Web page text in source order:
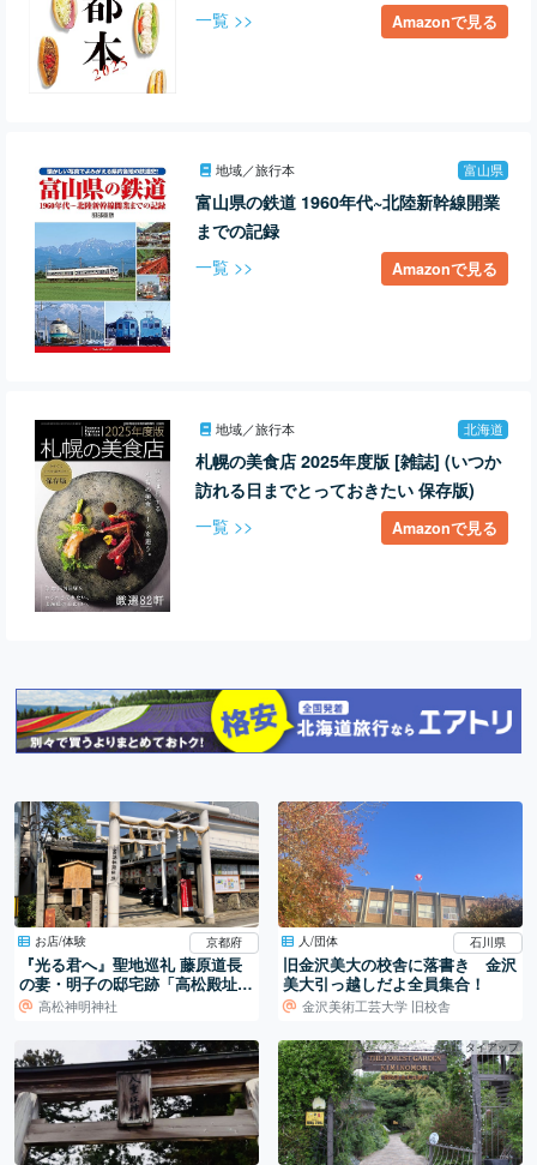
一覧 >> Amazonで見る
地域／旅行本 富山県
富山県の鉄道 1960年代~北陸新幹線開業
までの記録
一覧 >> Amazonで見る
地域／旅行本 北海道
札幌の美食店 2025年度版 [雑誌] (いつか
訪れる日までとっておきたい 保存版)
一覧 >> Amazonで見る
お店/体験 京都府
『光る君へ』聖地巡礼 藤原道長
の妻・明子の邸宅跡「高松殿址
碑」高松神明神社
人/団体 石川県
旧金沢美大の校舎に落書き 金沢
美大引っ越しだよ全員集合！
金沢美術工芸大学 旧校舎
タイアップ